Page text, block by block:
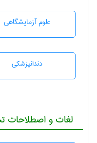
علوم آزمايشگاهی
دندانپزشكی
لغات و اصطلاحات